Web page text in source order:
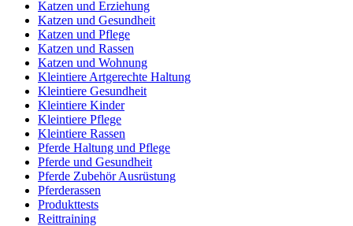
Katzen und Erziehung
Katzen und Gesundheit
Katzen und Pflege
Katzen und Rassen
Katzen und Wohnung
Kleintiere Artgerechte Haltung
Kleintiere Gesundheit
Kleintiere Kinder
Kleintiere Pflege
Kleintiere Rassen
Pferde Haltung und Pflege
Pferde und Gesundheit
Pferde Zubehör Ausrüstung
Pferderassen
Produkttests
Reittraining